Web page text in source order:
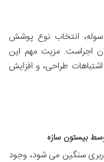
سوله، انتخاب نوع پوشش
اجراست. مزیت مهم این
طراحی، و افزایش
بیستون سازه
سنگین می شود، وجود